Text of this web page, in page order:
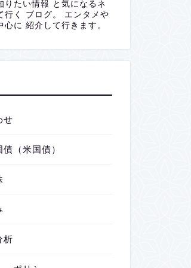
りたい情報 と気になるネ
行く ブログ。 エンタメや
心に 紹介して行きます。
せ
（米国債）
析